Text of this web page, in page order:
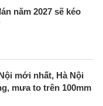
năm 2027 sẽ kéo
mới nhất, Hà Nội
mưa to trên 100mm